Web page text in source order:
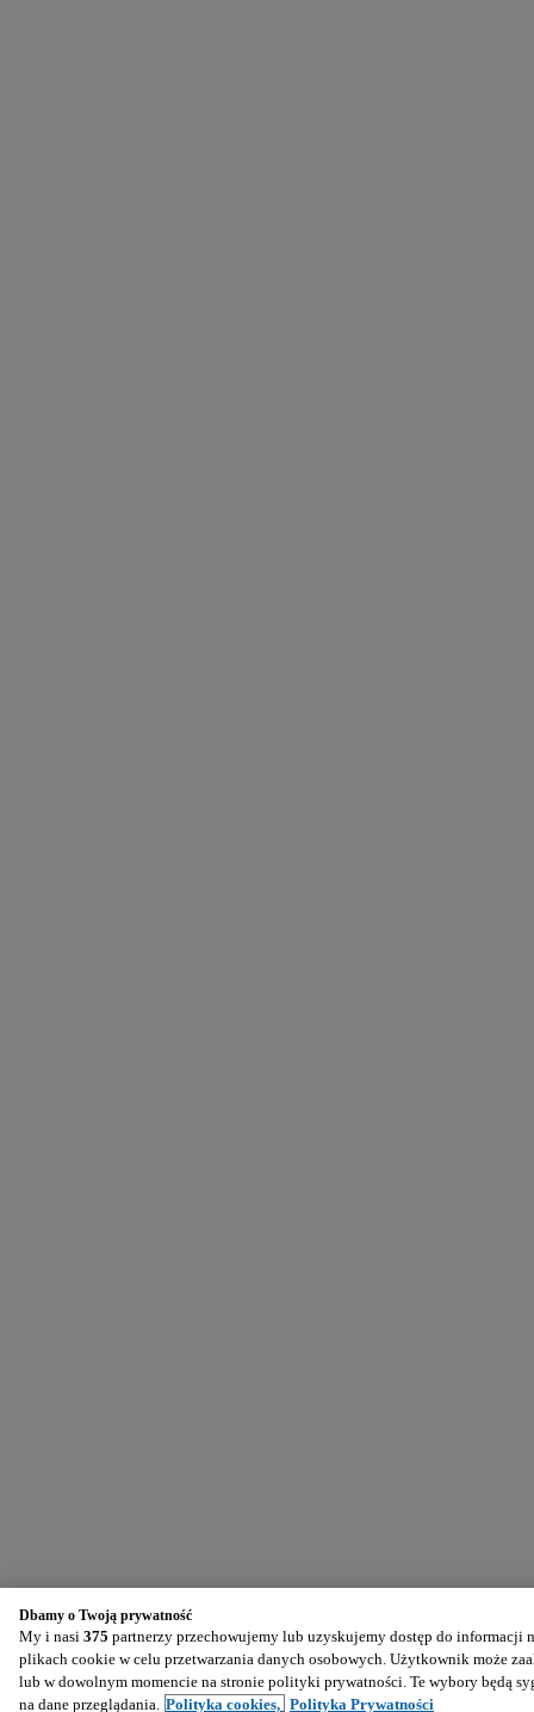
Dbamy o Twoją prywatność
My i nasi 375 partnerzy przechowujemy lub uzyskujemy dostęp do
plikach cookie w celu przetwarzania danych osobowych. Użytkownik może
lub w dowolnym momencie na stronie polityki prywatności. Te wybory będą
na dane przeglądania. Polityka cookies, Polityka Prywatności